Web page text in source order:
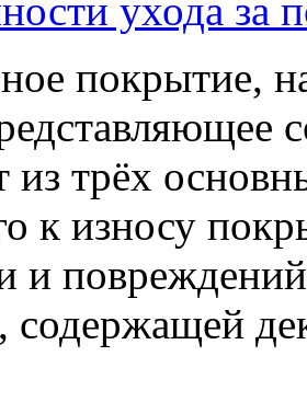
ухода за
покрытие,
из трёх
к износу
и
содержащей